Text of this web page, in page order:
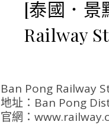
[泰國．
Railway
Ban Pong Railway
地址：Ban Pong
官網：